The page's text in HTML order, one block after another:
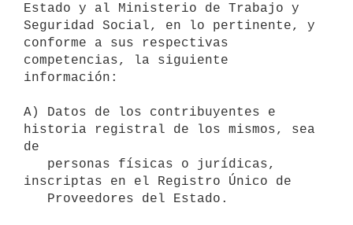
Estado y al Ministerio de Trabajo y
Seguridad Social, en lo pertinente, y
conforme a sus respectivas
competencias, la siguiente
información:
A) Datos de los contribuyentes e
historia registral de los mismos, sea
de
inscriptas en el Registro Único de